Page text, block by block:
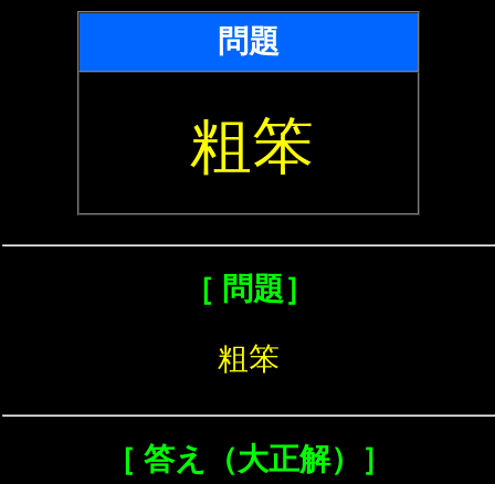
問題
粗笨
［ 問題］
粗笨
［ 答え（大正解）］